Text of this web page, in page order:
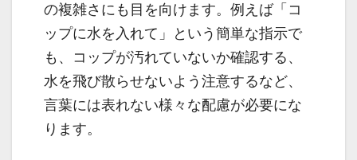
の複雑さにも目を向けます。例えば「コ
ップに水を入れて」という簡単な指示で
も、コップが汚れていないか確認する、
水を飛び散らせないよう注意するなど、
言葉には表れない様々な配慮が必要にな
ります。